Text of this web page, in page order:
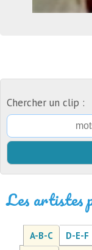
Chercher un clip :
Les artistes
A-B-C D-E-F